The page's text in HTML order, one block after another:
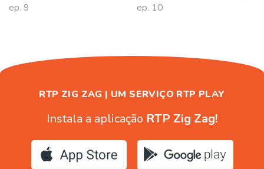
ep. 9 ep. 10
RTP ZIG ZAG | UM SERVIÇO RTP PLAY
Instala a aplicação RTP Zig Zag!